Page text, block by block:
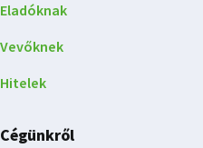
Eladóknak
Vevőknek
Hitelek
Cégünkről